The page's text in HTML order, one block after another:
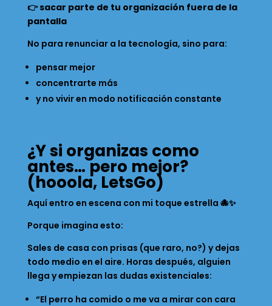
👉sacar parte de tu organización fuera de la
pantalla
No para renunciar a la tecnología, sino para:
pensar mejor
concentrarte más
y no vivir en modo notificación constante
¿Y si organizas como
antes… pero mejor?
(hooola, LetsGo)
Aquí entro en escena con mi toque estrella 🐙✨
Porque imagina esto:
Sales de casa con prisas (que raro, no?) y dejas
todo medio en el aire. Horas después, alguien
llega y empiezan las dudas existenciales:
“El perro ha comido o me va a mirar con cara